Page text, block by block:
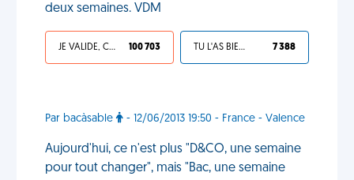
deux semaines. VDM
JE VALIDE, C'EST UNE VDM 100 703 TU L'AS BIEN MÉRITÉ 7 388
Par bacàsable - 12/06/2013 19:50 - France - Valence
Aujourd'hui, ce n'est plus "D&CO, une semaine
pour tout changer", mais "Bac, une semaine